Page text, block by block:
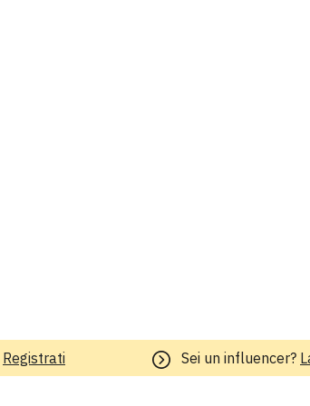
Registrati Sei un influencer?